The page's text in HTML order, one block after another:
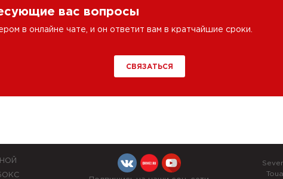
вас вопросы
в онлайне чате, и он ответит вам в кратчайшие сроки.
СВЯЗАТЬСЯ